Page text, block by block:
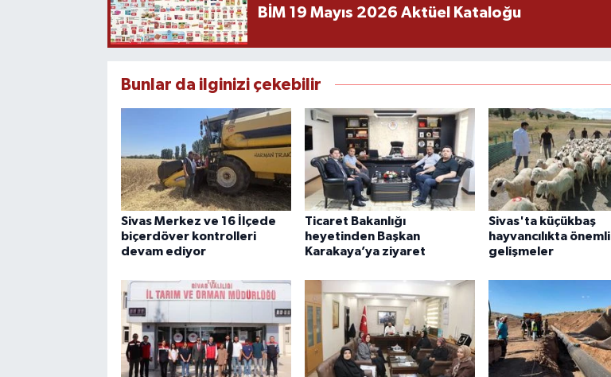
BİM 19 Mayıs 2026 Aktüel Kataloğu
Bunlar da ilginizi çekebilir
Sivas Merkez ve 16 İlçede
biçerdöver kontrolleri
devam ediyor
Ticaret Bakanlığı
heyetinden Başkan
Karakaya’ya ziyaret
Sivas'ta küçükbaş
hayvancılıkta önemli
gelişmeler